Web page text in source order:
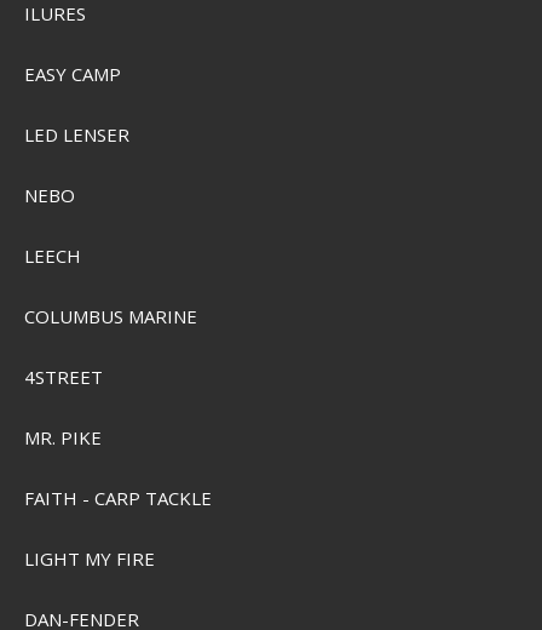
SEK 7.131,00
ILURES
EASY CAMP
LED LENSER
NEBO
LEECH
COLUMBUS MARINE
4STREET
MR. PIKE
FAITH - CARP TACKLE
LIGHT MY FIRE
DAN-FENDER